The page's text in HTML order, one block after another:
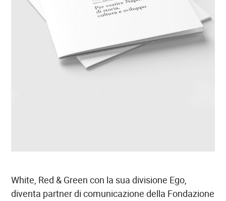
White, Red & Green con la sua divisione Ego,
diventa partner di comunicazione della Fondazione